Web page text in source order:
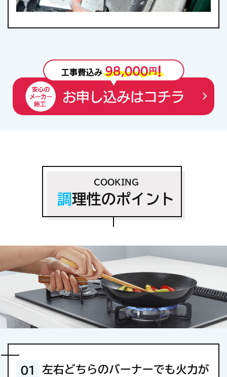
COOKING
調理性のポイント
01
左右どちらのバーナーでも火力が